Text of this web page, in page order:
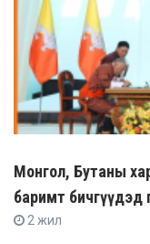
Монгол, Бутаны
баримт бичгүүдэд
2 жил